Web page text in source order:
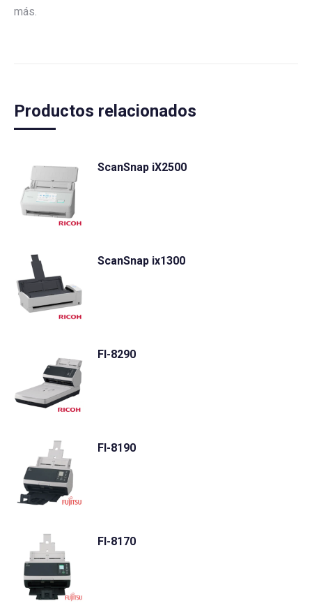
más.
Productos relacionados
ScanSnap iX2500
ScanSnap ix1300
FI-8290
FI-8190
FI-8170